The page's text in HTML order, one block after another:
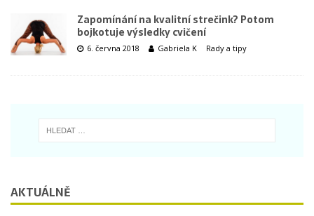
Zapomínání na kvalitní strečink? Potom
bojkotuje výsledky cvičení
6. června 2018 Gabriela K Rady a tipy
AKTUÁLNĚ